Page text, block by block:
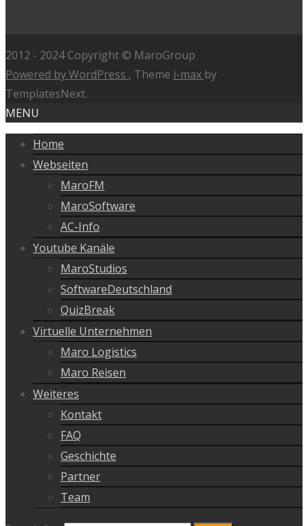
2012 - 2024 Copyright © MaroGroup
Powered by WordPress , Theme i-max by
TemplatesNext.
MENU
Home
Webseiten
MaroFM
MaroSoftware
AC-Info
Youtube Kanäle
MaroStudios
SoftwareDeutschland
QuizBreak
Virtuelle Unternehmen
Maro Logistics
Maro Reisen
Weiteres
Kontakt
FAQ
Geschichte
Partner
Team